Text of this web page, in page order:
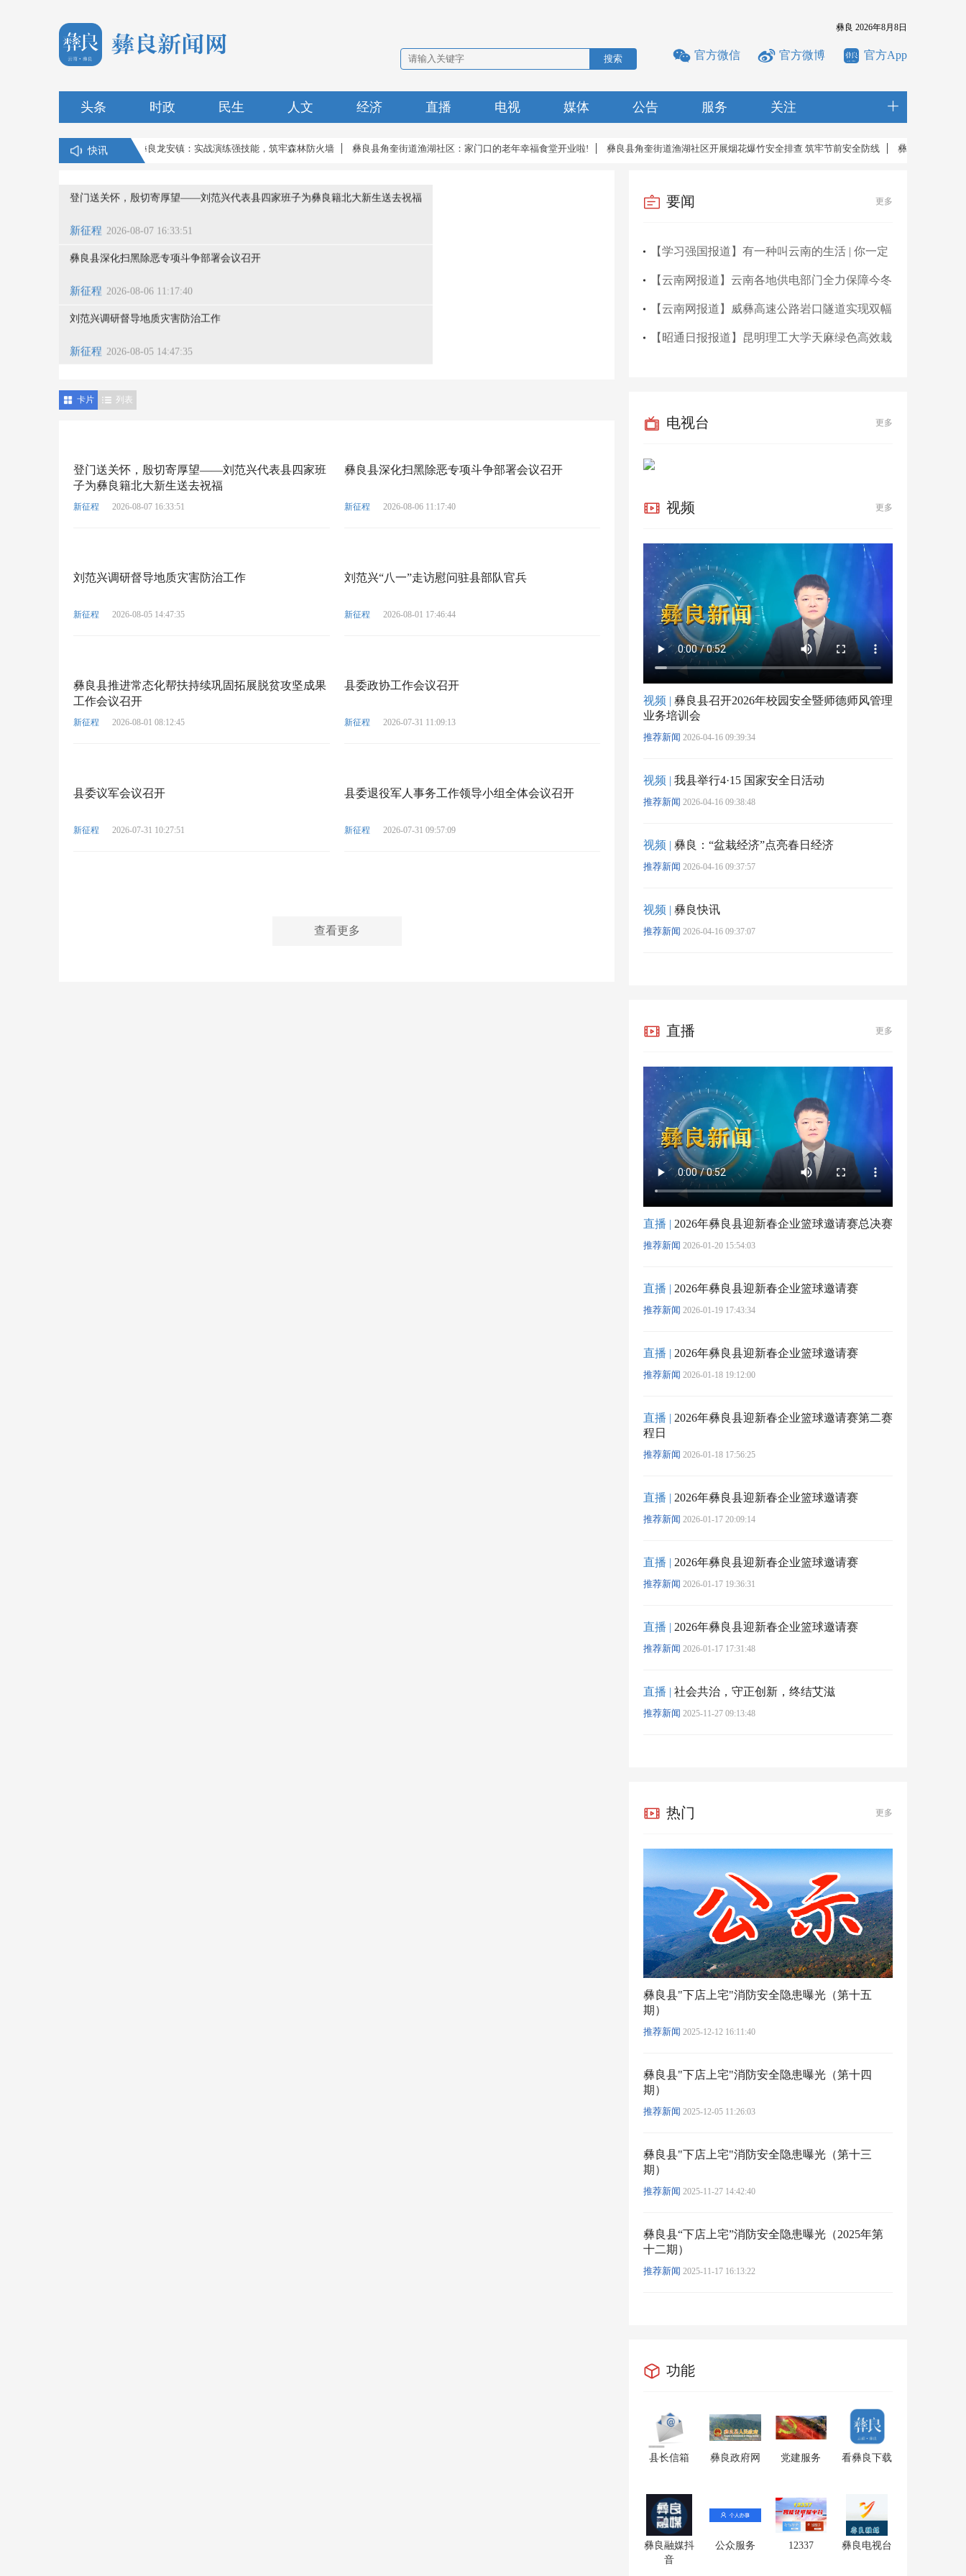
彝良 2026年8月8日
搜索 官方微信 官方微博 官方App
头条 时政 民生 人文 经济 直播 电视 媒体 公告 服务 关注
快讯
彝良龙安镇：实战演练强技能，筑牢森林防火墙 彝良县角奎街道渔湖社区：家门口的老年幸福食堂开业啦! 彝良县角奎街道渔湖社区开展烟花爆竹安全排查 筑牢节前安全防线 彝良县天麻产业发展中心联
新征程 2026-08-05 14:47:35
新征程2026-08-01 17:46:44
彝良县推进常态化帮扶持续巩固拓展脱贫攻坚成果工作会议召开
登门送关怀，殷切寄厚望——刘范兴代表县四家班子为彝良籍北大新生送去祝福
新征程 2026-08-07 16:33:51
彝良县深化扫黑除恶专项斗争部署会议召开
新征程 2026-08-06 11:17:40
刘范兴调研督导地质灾害防治工作
新征程 2026-08-05 14:47:35
卡片 列表
登门送关怀，殷切寄厚望——刘范兴代表县四家班
子为彝良籍北大新生送去祝福
新征程 2026-08-07 16:33:51
彝良县深化扫黑除恶专项斗争部署会议召开
新征程 2026-08-06 11:17:40
刘范兴调研督导地质灾害防治工作
新征程 2026-08-05 14:47:35
刘范兴“八一”走访慰问驻县部队官兵
新征程 2026-08-01 17:46:44
彝良县推进常态化帮扶持续巩固拓展脱贫攻坚成果
工作会议召开
新征程 2026-08-01 08:12:45
县委政协工作会议召开
新征程 2026-07-31 11:09:13
县委议军会议召开
新征程 2026-07-31 10:27:51
县委退役军人事务工作领导小组全体会议召开
新征程 2026-07-31 09:57:09
查看更多
要闻 更多
【学习强国报道】有一种叫云南的生活 | 你一定
想回彝良了
【云南网报道】云南各地供电部门全力保障今冬
明春电网安全运行——电力赋能 温暖过冬
【云南网报道】威彝高速公路岩口隧道实现双幅
贯通
【昭通日报报道】昆明理工大学天麻绿色高效栽
电视台 更多
视频 更多
视频 | 彝良县召开2026年校园安全暨师德师风管理
业务培训会
推荐新闻 2026-04-16 09:39:34
视频 | 我县举行4·15 国家安全日活动
推荐新闻 2026-04-16 09:38:48
视频 | 彝良：“盆栽经济”点亮春日经济
推荐新闻 2026-04-16 09:37:57
视频 | 彝良快讯
推荐新闻 2026-04-16 09:37:07
直播 更多
直播 | 2026年彝良县迎新春企业篮球邀请赛总决赛
推荐新闻 2026-01-20 15:54:03
直播 | 2026年彝良县迎新春企业篮球邀请赛
推荐新闻 2026-01-19 17:43:34
直播 | 2026年彝良县迎新春企业篮球邀请赛
推荐新闻 2026-01-18 19:12:00
直播 | 2026年彝良县迎新春企业篮球邀请赛第二赛
程日
推荐新闻 2026-01-18 17:56:25
直播 | 2026年彝良县迎新春企业篮球邀请赛
推荐新闻 2026-01-17 20:09:14
直播 | 2026年彝良县迎新春企业篮球邀请赛
推荐新闻 2026-01-17 19:36:31
直播 | 2026年彝良县迎新春企业篮球邀请赛
推荐新闻 2026-01-17 17:31:48
直播 | 社会共治，守正创新，终结艾滋
推荐新闻 2025-11-27 09:13:48
热门 更多
彝良县"下店上宅"消防安全隐患曝光（第十五
期）
推荐新闻 2025-12-12 16:11:40
彝良县"下店上宅"消防安全隐患曝光（第十四
期）
推荐新闻 2025-12-05 11:26:03
彝良县"下店上宅"消防安全隐患曝光（第十三
期）
推荐新闻 2025-11-27 14:42:40
彝良县“下店上宅”消防安全隐患曝光（2025年第
十二期）
推荐新闻 2025-11-17 16:13:22
功能
县长信箱 彝良政府网 党建服务 看彝良下载
彝良融媒抖
音
公众服务 12337 彝良电视台